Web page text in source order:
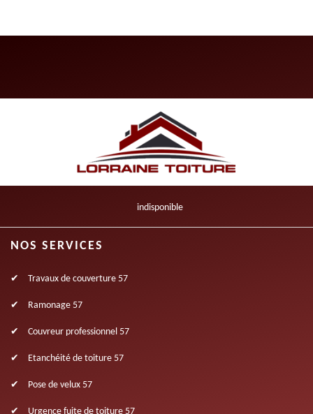
indisponible
NOS SERVICES
Travaux de couverture 57
Ramonage 57
Couvreur professionnel 57
Etanchéité de toiture 57
Pose de velux 57
Urgence fuite de toiture 57